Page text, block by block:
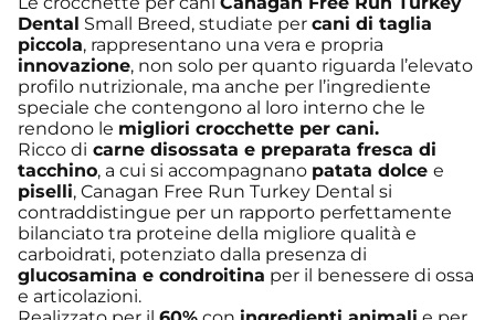
Dental Small Breed, studiate per cani di taglia
piccola, rappresentano una vera e propria
innovazione, non solo per quanto riguarda l’elevato
profilo nutrizionale, ma anche per l’ingrediente
speciale che contengono al loro interno che le
rendono le migliori crocchette per cani.
Ricco di carne disossata e preparata fresca di
tacchino, a cui si accompagnano patata dolce e
piselli, Canagan Free Run Turkey Dental si
contraddistingue per un rapporto perfettamente
bilanciato tra proteine della migliore qualità e
carboidrati, potenziato dalla presenza di
glucosamina e condroitina per il benessere di ossa
e articolazioni.